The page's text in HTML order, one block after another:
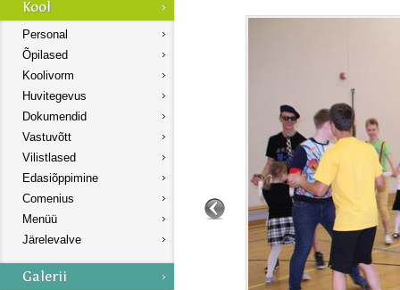
Personal
Õpilased
Koolivorm
Huvitegevus
Dokumendid
Vastuvõtt
Vilistlased
Edasiõppimine
Comenius
Menüü
Järelevalve